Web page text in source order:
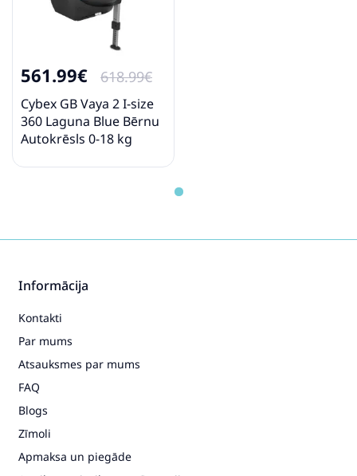
Joie i-Venture Ember Bērnu
autosēdeklis 0-18 kg
Pirkt
Bugaboo Turtle Air by Nuna
Black Bērnu Autokrēsls 0-13 kg
Pirkt
561.99€ 618.99€
Cybex GB Vaya 2 I-size
360 Laguna Blue Bērnu
Autokrēsls 0-18 kg
Informācija
Kontakti
Par mums
Atsauksmes par mums
FAQ
Blogs
Zīmoli
Apmaksa un piegāde